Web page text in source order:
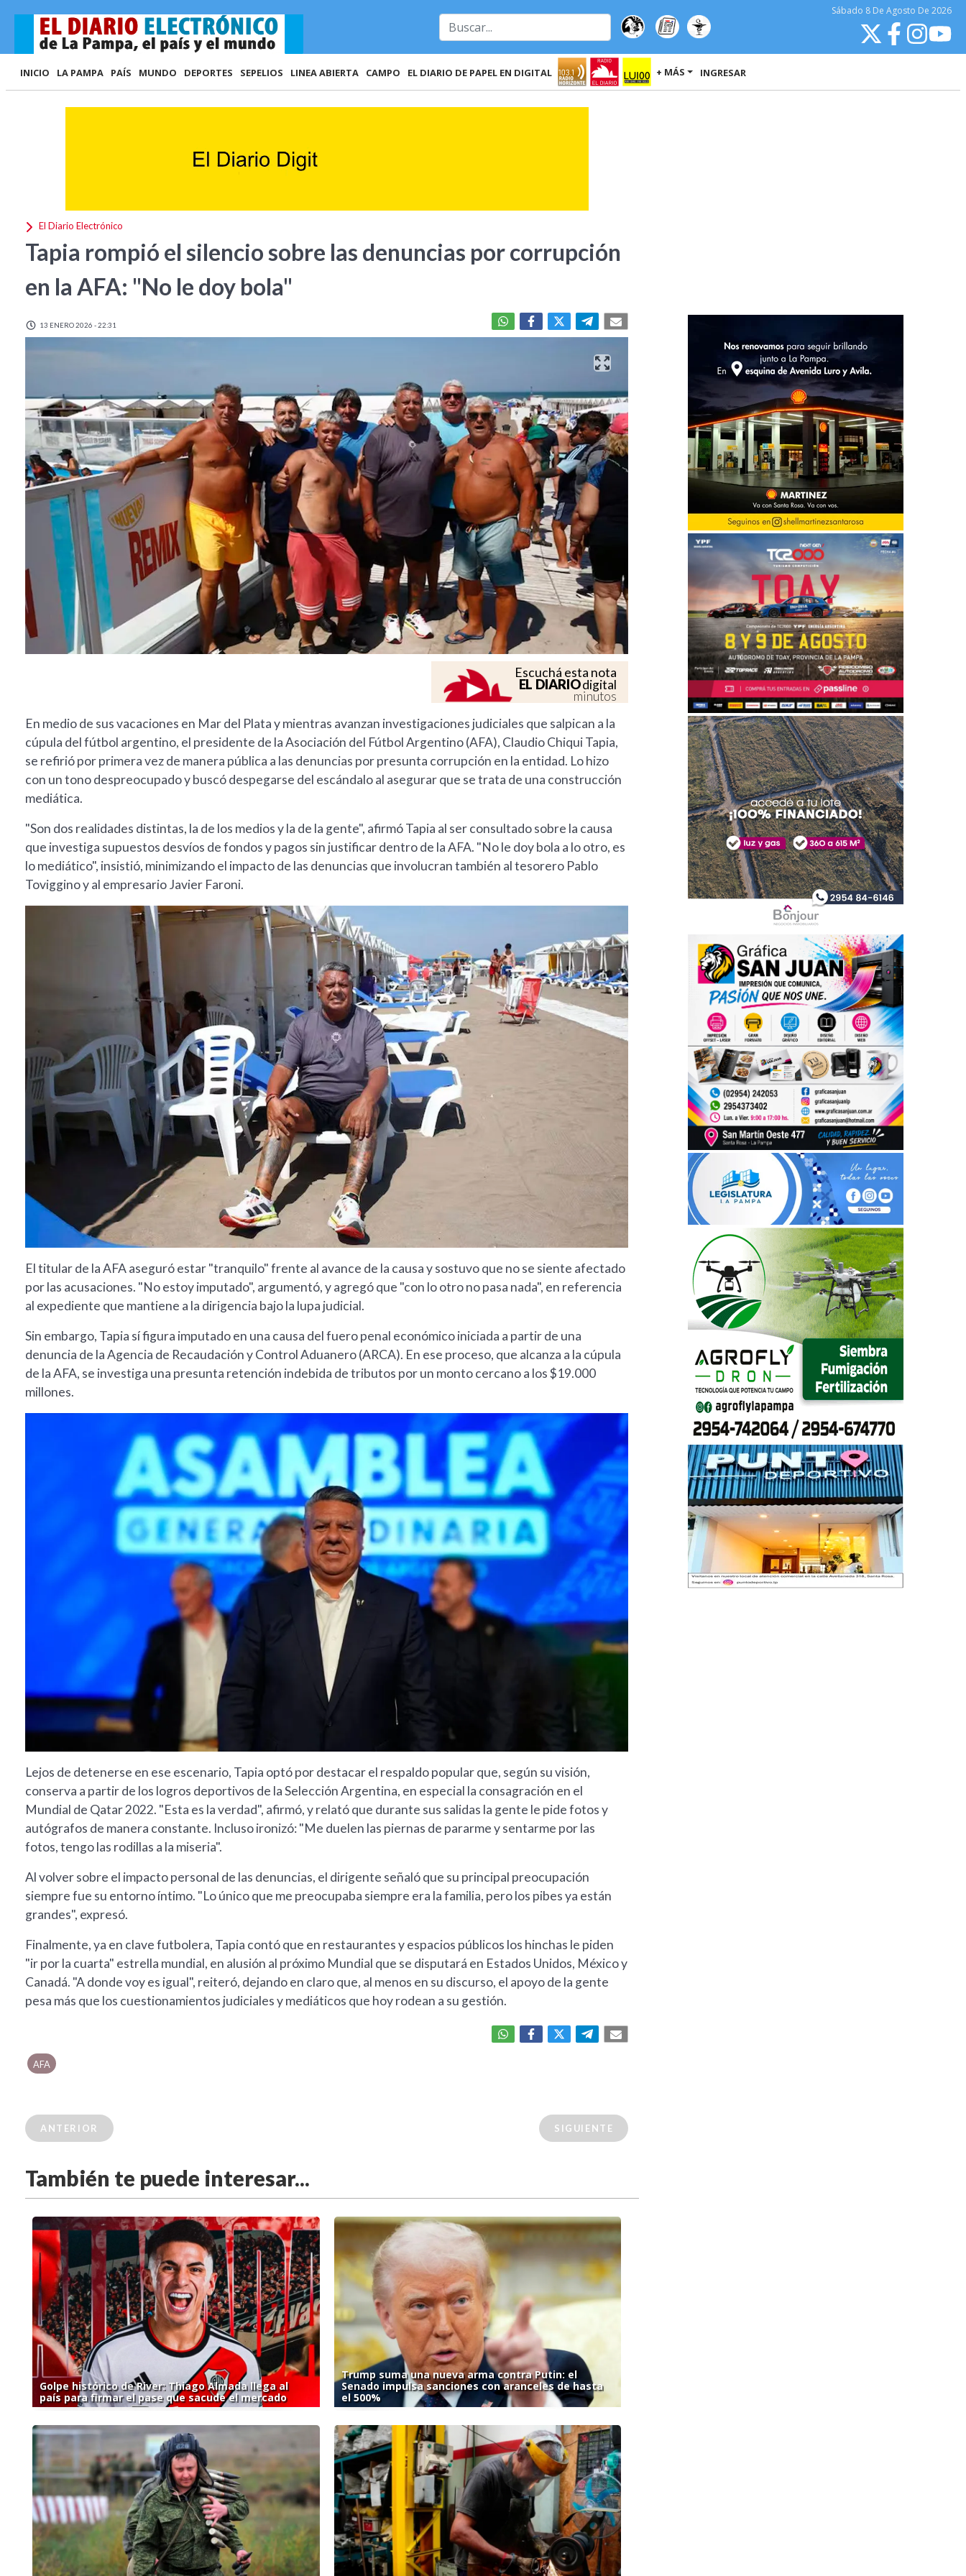
Sábado 8 De Agosto De 2026
INICIO LA PAMPA PAÍS MUNDO DEPORTES SEPELIOS LINEA ABIERTA CAMPO EL DIARIO DE PAPEL EN DIGITAL + MÁS INGRESAR
El Diario Electrónico
Tapia rompió el silencio sobre las denuncias por corrupción
en la AFA: "No le doy bola"
13 ENERO 2026 - 22:31
Escuchá esta nota
EL DIARIOdigital
minutos
En medio de sus vacaciones en Mar del Plata y mientras avanzan investigaciones judiciales que salpican a la
cúpula del fútbol argentino, el presidente de la Asociación del Fútbol Argentino (AFA), Claudio Chiqui Tapia,
se refirió por primera vez de manera pública a las denuncias por presunta corrupción en la entidad. Lo hizo
con un tono despreocupado y buscó despegarse del escándalo al asegurar que se trata de una construcción
mediática.
"Son dos realidades distintas, la de los medios y la de la gente", afirmó Tapia al ser consultado sobre la causa
que investiga supuestos desvíos de fondos y pagos sin justificar dentro de la AFA. "No le doy bola a lo otro, es
lo mediático", insistió, minimizando el impacto de las denuncias que involucran también al tesorero Pablo
Toviggino y al empresario Javier Faroni.
El titular de la AFA aseguró estar "tranquilo" frente al avance de la causa y sostuvo que no se siente afectado
por las acusaciones. "No estoy imputado", argumentó, y agregó que "con lo otro no pasa nada", en referencia
al expediente que mantiene a la dirigencia bajo la lupa judicial.
Sin embargo, Tapia sí figura imputado en una causa del fuero penal económico iniciada a partir de una
denuncia de la Agencia de Recaudación y Control Aduanero (ARCA). En ese proceso, que alcanza a la cúpula
de la AFA, se investiga una presunta retención indebida de tributos por un monto cercano a los $19.000
millones.
Lejos de detenerse en ese escenario, Tapia optó por destacar el respaldo popular que, según su visión,
conserva a partir de los logros deportivos de la Selección Argentina, en especial la consagración en el
Mundial de Qatar 2022. "Esta es la verdad", afirmó, y relató que durante sus salidas la gente le pide fotos y
autógrafos de manera constante. Incluso ironizó: "Me duelen las piernas de pararme y sentarme por las
fotos, tengo las rodillas a la miseria".
Al volver sobre el impacto personal de las denuncias, el dirigente señaló que su principal preocupación
siempre fue su entorno íntimo. "Lo único que me preocupaba siempre era la familia, pero los pibes ya están
grandes", expresó.
Finalmente, ya en clave futbolera, Tapia contó que en restaurantes y espacios públicos los hinchas le piden
"ir por la cuarta" estrella mundial, en alusión al próximo Mundial que se disputará en Estados Unidos, México y
Canadá. "A donde voy es igual", reiteró, dejando en claro que, al menos en su discurso, el apoyo de la gente
pesa más que los cuestionamientos judiciales y mediáticos que hoy rodean a su gestión.
AFA
ANTERIOR SIGUIENTE
También te puede interesar...
Golpe histórico de River: Thiago Almada llega al
país para firmar el pase que sacude el mercado
Trump suma una nueva arma contra Putin: el
Senado impulsa sanciones con aranceles de hasta
el 500%